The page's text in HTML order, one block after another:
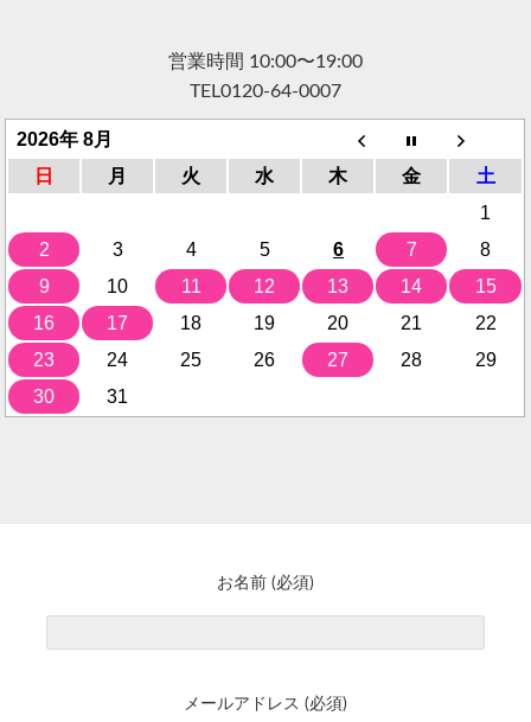
営業時間 10:00〜19:00
TEL0120-64-0007
2026年 8月
日
月 火 水 木 金
土
1
2
3 4 5 6 7
8
9
10 11 12 13 14
15
16
17 18 19 20 21
22
23
24 25 26 27 28
29
30
31
お名前 (必須)
メールアドレス (必須)